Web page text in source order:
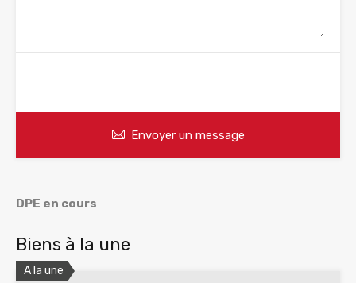
Envoyer un message
DPE en cours
Biens à la une
A la une